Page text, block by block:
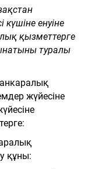
енуіне
қызметтерге
туралы
жүйесіне
құны: